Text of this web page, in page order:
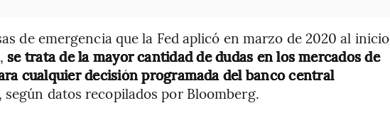
de emergencia que la Fed aplicó en marzo de 2020 al inicio
se trata de la mayor cantidad de dudas en los mercados de
cualquier decisión programada del banco central
según datos recopilados por Bloomberg.